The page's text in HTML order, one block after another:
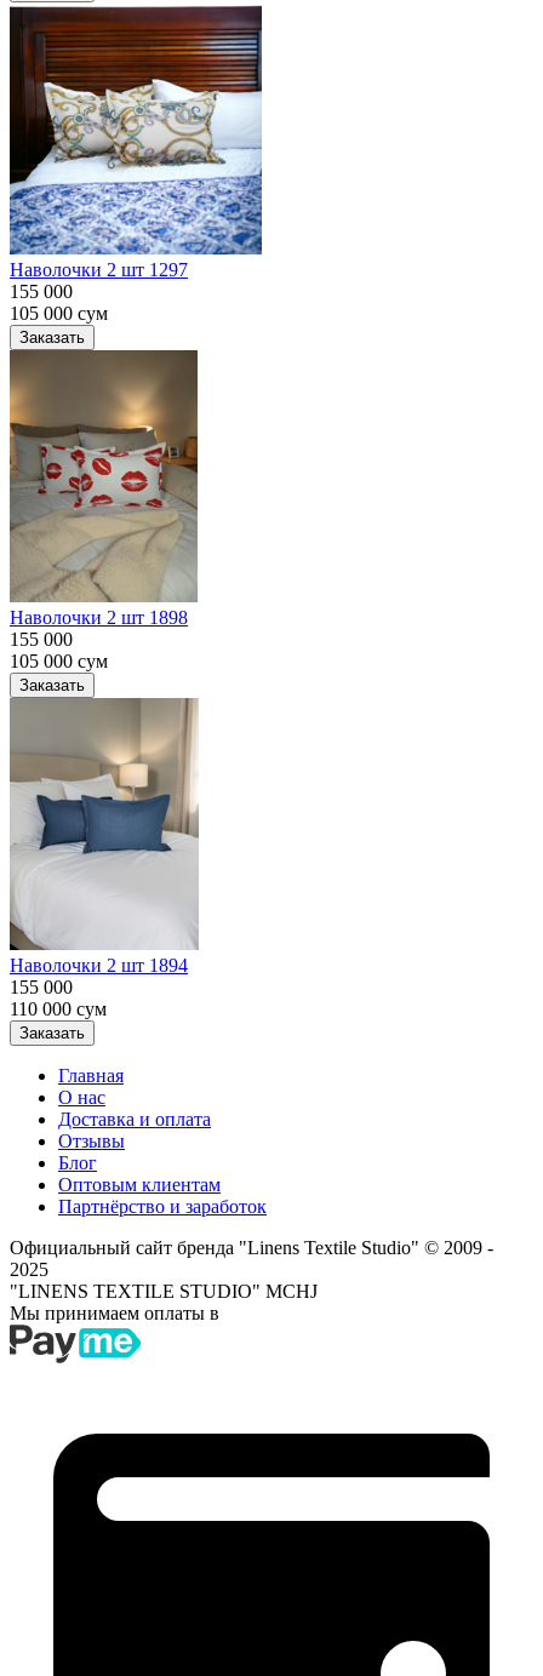
Наволочки 2 шт 1297
155 000
105 000 сум
Заказать
Наволочки 2 шт 1898
155 000
105 000 сум
Заказать
Наволочки 2 шт 1894
155 000
110 000 сум
Заказать
Главная
О нас
Доставка и оплата
Отзывы
Блог
Оптовым клиентам
Партнёрство и заработок
Официальный сайт бренда "Linens Textile Studio" © 2009 -
2025
"LINENS TEXTILE STUDIO" MCHJ
Мы принимаем оплаты в